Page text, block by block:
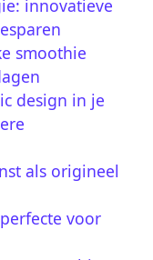
innovatieve
smoothie
design in je
als origineel
voor